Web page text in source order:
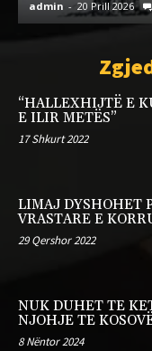
admin - 20 Prill 2026
“HALLEXHIJTË E
E ILIR METËS”
17 Shkurt 2022
LIMAJ DYSHOHET
VRASTARE E
29 Qershor 2022
NUK DUHET TE
NJOHJE TE
8 Nëntor 2024